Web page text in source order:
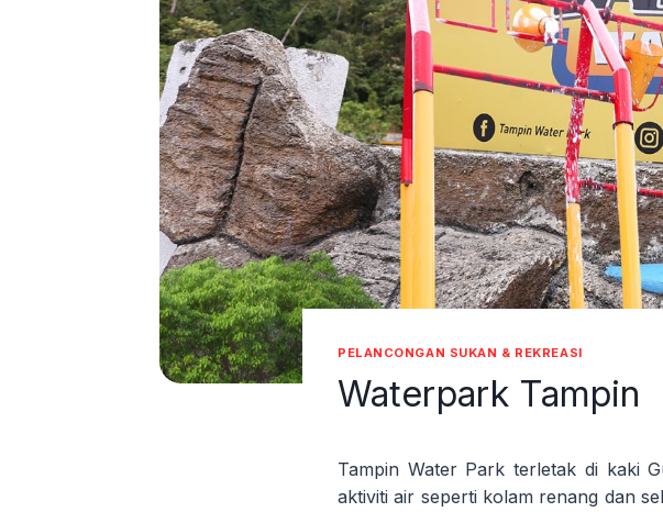
PELANCONGAN SUKAN & REKREASI
Waterpark Tampin
Tampin Water Park terletak di kaki
aktiviti air seperti kolam renang dan